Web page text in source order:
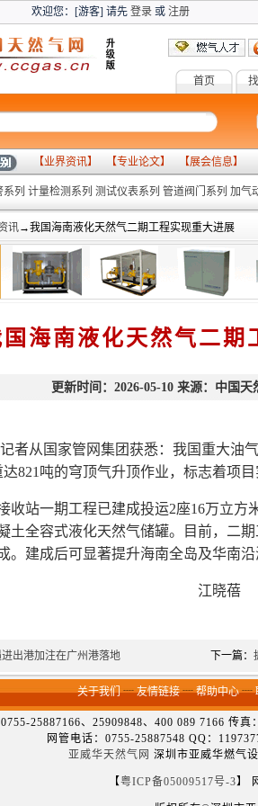
欢迎您：[游客] 请先 登录或 注册
首页
【业界资讯】 【专业论文】 【展会信息】
系列 计量检测系列 测试仪表系列 管道阀门系列 加气
讯→我国海南液化天然气二期工程实现重大进展
国海南液化天然气二期
更新时间：2026-05-10 来源：中国天
者从国家管网集团获悉：我国重大
达821吨的穹顶气升顶作业，标志着项
收站一期工程已建成投运2座16万立方
土全容式液化天然气储罐。目前，二
。建成后可显著提升海南全岛及华南
辑： 江晓蓓
出港加注在广州港落地 下一篇：
关于我们┈友情链接┈帮助中心┈
25887166、25909848、400 089 7166 传
网管电话：0755-25887548 QQ：
亚威华天然气网 深圳市亚威华燃气
【粤ICP备05009517号-3】